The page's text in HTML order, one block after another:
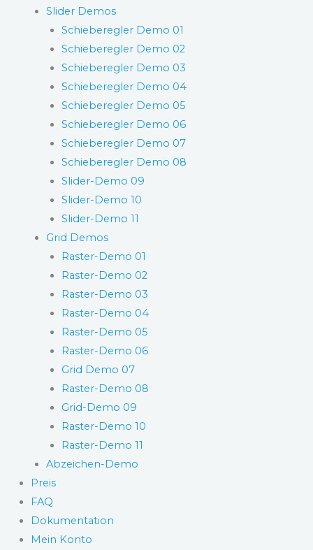
Slider Demos
Schieberegler Demo 01
Schieberegler Demo 02
Schieberegler Demo 03
Schieberegler Demo 04
Schieberegler Demo 05
Schieberegler Demo 06
Schieberegler Demo 07
Schieberegler Demo 08
Slider-Demo 09
Slider-Demo 10
Slider-Demo 11
Grid Demos
Raster-Demo 01
Raster-Demo 02
Raster-Demo 03
Raster-Demo 04
Raster-Demo 05
Raster-Demo 06
Grid Demo 07
Raster-Demo 08
Grid-Demo 09
Raster-Demo 10
Raster-Demo 11
Abzeichen-Demo
Preis
FAQ
Dokumentation
Mein Konto